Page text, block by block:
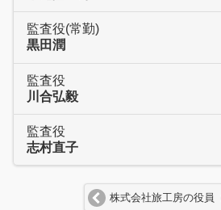
監査役(常勤)
黒田潤
監査役
川合弘毅
監査役
志村直子
株式会社旅工房の役員